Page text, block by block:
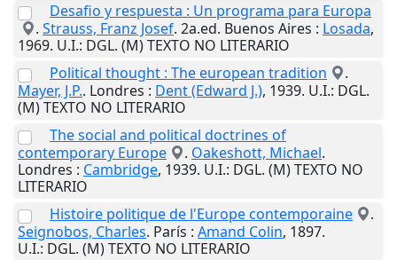
Desafio y respuesta : Un programa para Europa
. Strauss, Franz Josef. 2a.ed. Buenos Aires : Losada,
1969. U.I.: DGL. (M) TEXTO NO LITERARIO
Political thought : The european tradition
.
Mayer, J.P.. Londres : Dent (Edward J.), 1939. U.I.: DGL.
(M) TEXTO NO LITERARIO
The social and political doctrines of
contemporary Europe
. Oakeshott, Michael.
Londres : Cambridge, 1939. U.I.: DGL. (M) TEXTO NO
LITERARIO
Histoire politique de l'Europe contemporaine
.
Seignobos, Charles. París : Amand Colin, 1897.
U.I.: DGL. (M) TEXTO NO LITERARIO